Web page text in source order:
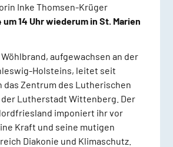
Inke Thomsen-Krüger
14 Uhr wiederum in St. Marien
aufgewachsen an der
Holsteins, leitet seit
das Zentrum des Lutherischen
Lutherstadt Wittenberg. Der
imponiert ihr vor
Kraft und seine mutigen
Diakonie und Klimaschutz.